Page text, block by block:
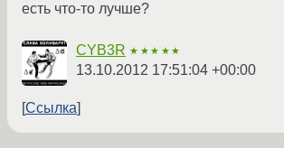
есть что-то лучше?
CYB3R ★★★★★
13.10.2012 17:51:04 +00:00
Ссылка